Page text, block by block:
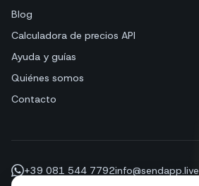
Blog
Calculadora de precios API
Ayuda y guías
Quiénes somos
Contacto
+39 081 544 7792info@sendapp.live